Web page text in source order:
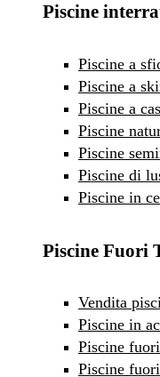
Piscine
Piscine a
Piscine a
Piscine a
Piscine
Piscine
Piscine di
Piscine in
Piscine Fuori
Vendita
Piscine in
Piscine
Piscine